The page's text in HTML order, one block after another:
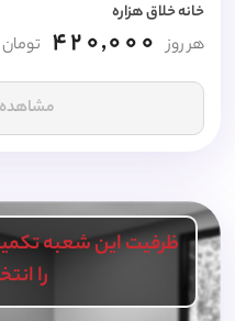
خانه خلاق هزاره
هر روز 420,000 تومان
مشاهده
ظرفیت این شعبه
را